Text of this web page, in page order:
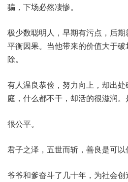
骗，下场必然凄惨。
极少数聪明人，早期有污点，后期
平衡因果。当他带来的价值大于
除。
有人温良恭俭，努力向上，却出
庭，什么都不干，却活的很滋润。
很公平。
君子之泽，五世而斩，善良是可以
爷爷和爹奋斗了几十年，为社会